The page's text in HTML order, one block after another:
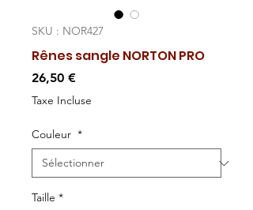
SKU : NOR427
Rênes sangle NORTON PRO
26,50 €Prix
Taxe Incluse
Couleur *
Taille *